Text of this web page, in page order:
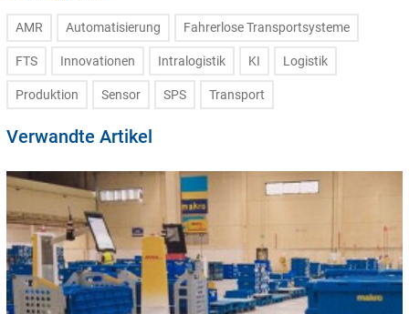
AMR Automatisierung Fahrerlose Transportsysteme
FTS Innovationen Intralogistik KI Logistik
Produktion Sensor SPS Transport
Verwandte Artikel